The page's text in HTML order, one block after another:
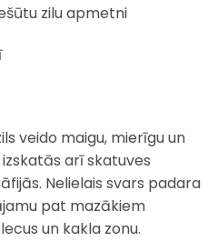
zilu apmetni
veido maigu, mierīgu un
arī skatuves
Nelielais svars padara
pat mazākiem
un kakla zonu.